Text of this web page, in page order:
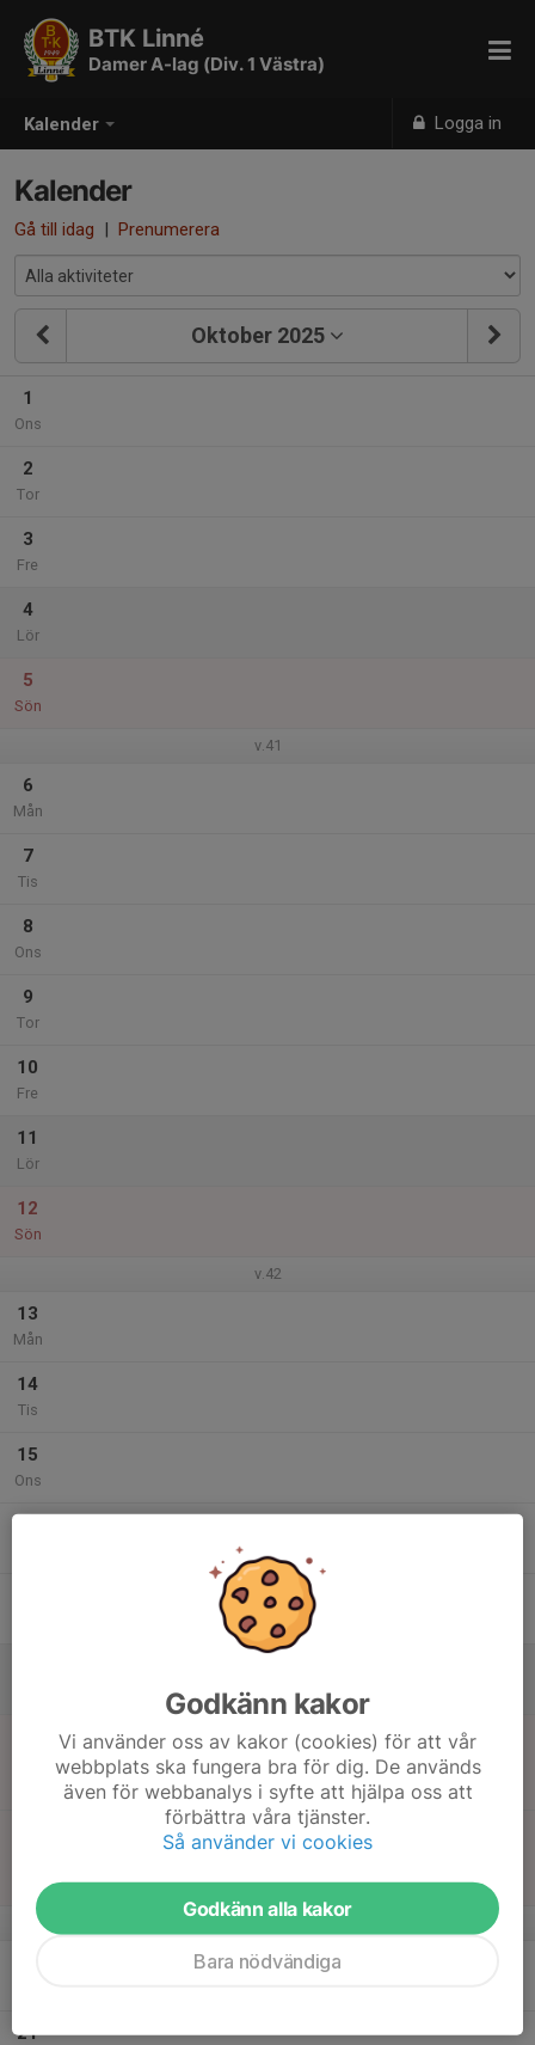
Kalender Logga in
BTK Linné
Damer A-lag (Div. 1 Västra)
Kalender
Gå till idag | Prenumerera
Oktober 2025
1
Ons
2
Tor
3
Fre
4
Lör
5
Sön
v.41
6
Mån
7
Tis
8
Ons
9
Tor
10
Fre
11
Lör
12
Sön
v.42
13
Mån
14
Tis
15
Ons
11:00
13:00
Match mot IF Norcopensarna
Västra - LS27186
Dunrosshallen
Match mot Halmstad BTK: B
Dunrosshallen
v.43
21
Godkänn kakor
Vi använder oss av kakor (cookies) för att vår
webbplats ska fungera bra för dig. De används
även för webbanalys i syfte att hjälpa oss att
förbättra våra tjänster.
Så använder vi cookies
Godkänn alla kakor
Bara nödvändiga